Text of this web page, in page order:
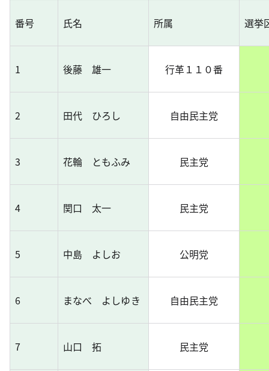
番号 氏名 所属 選挙
1 後藤 雄一 行革１１０番
2 田代 ひろし 自由民主党
3 花輪 ともふみ 民主党
4 関口 太一 民主党
5 中島 よしお 公明党
6 まなべ よしゆき 自由民主党
7 山口 拓 民主党